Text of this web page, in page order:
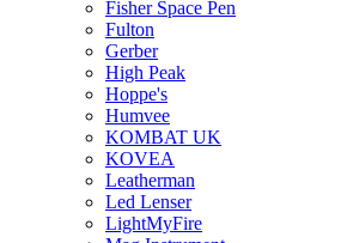
Fisher Space Pen
Fulton
Gerber
High Peak
Hoppe's
Humvee
KOMBAT UK
KOVEA
Leatherman
Led Lenser
LightMyFire